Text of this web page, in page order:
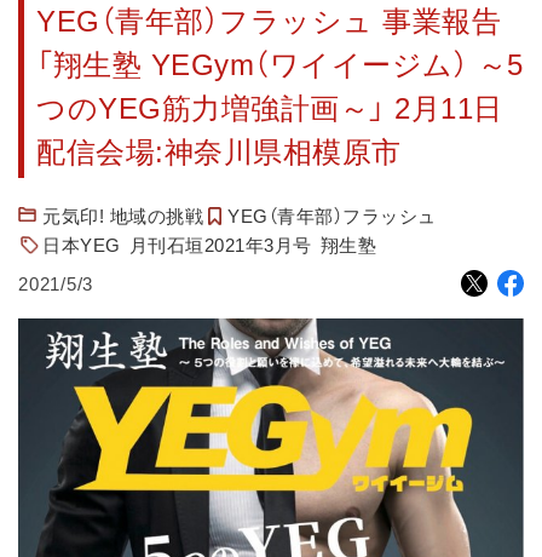
YEG（青年部）フラッシュ 事業報告
「翔生塾 YEGym（ワイイージム） ～5
つのYEG筋力増強計画～」 2月11日
配信会場:神奈川県相模原市
元気印! 地域の挑戦
YEG（青年部）フラッシュ
日本YEG
月刊石垣2021年3月号 翔生塾
2021/5/3